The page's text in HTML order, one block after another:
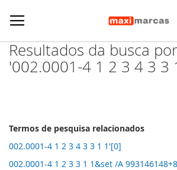
Resultados da busca
'002.0001-4 1 2 3 4 3 3
Termos de pesquisa relacionados
002.0001-4 1 2 3 4 3 3 1 1'[0]
002.0001-4 1 2 3 3 1 1&set /A